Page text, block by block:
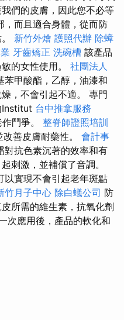
們的皮膚，因此您不必等
，而且適合身體，從而防
新竹外燴 護照代辦 除蟑
牙齒矯正 洗碗槽 該產品
的女性使用。 社團法人
苯甲酸酯，乙醇，油漆和
，不會引起不適。 專門
Institut 台中推拿服務
鬥爭。 整脊師證照培訓
善皮膚耐藥性。 會計事
對抗色素沉著的效率和有
刺激，並補償了音調。
以實現不會引起老年斑點
竹月子中心 除白蟻公司 防
所需的維生素，抗氧化劑
次應用後，產品的軟化和